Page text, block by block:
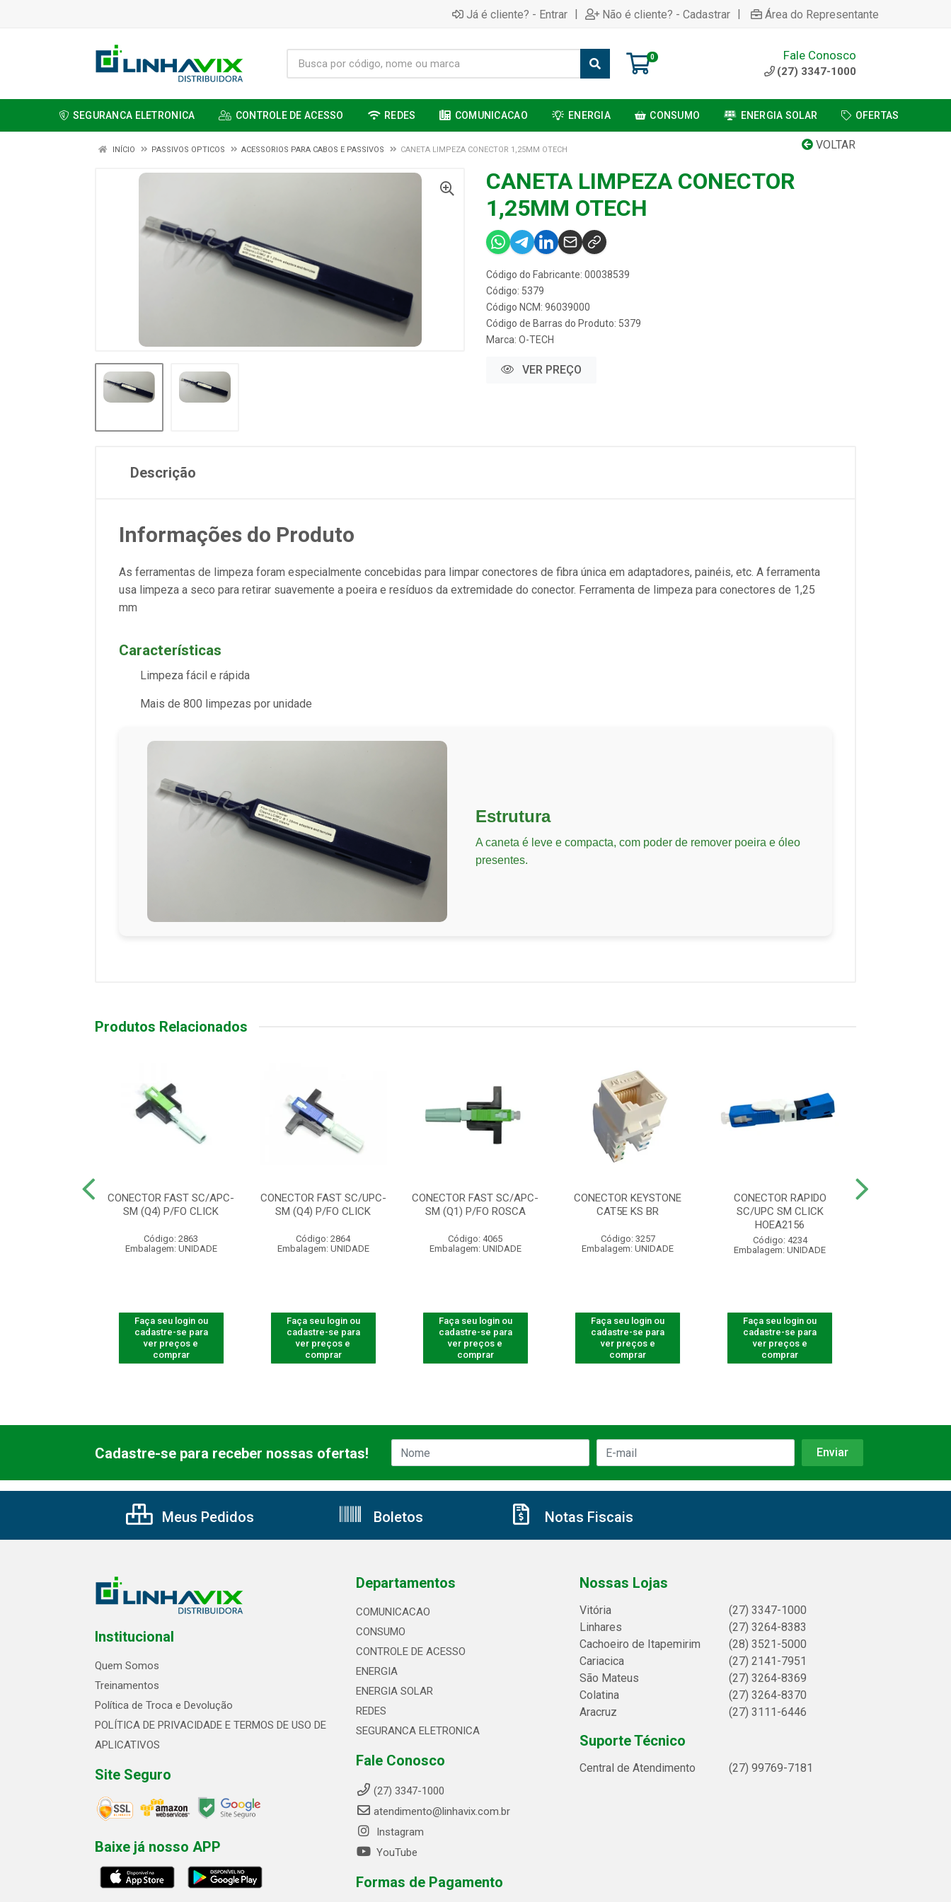
Já é cliente? - Entrar | Não é cliente? - Cadastrar | Área do Representante
0 Fale Conosco
(27) 3347-1000
SEGURANCA ELETRONICA CONTROLE DE ACESSO REDES COMUNICACAO ENERGIA CONSUMO ENERGIA SOLAR OFERTAS
VOLTAR
INÍCIO PASSIVOS OPTICOS ACESSORIOS PARA CABOS E PASSIVOS CANETA LIMPEZA CONECTOR 1,25MM OTECH
CANETA LIMPEZA CONECTOR
1,25MM OTECH
Código do Fabricante: 00038539
Código: 5379
Código NCM: 96039000
Código de Barras do Produto: 5379
Marca: O-TECH
VER PREÇO
Descrição
Informações do Produto
As ferramentas de limpeza foram especialmente concebidas para limpar conectores de fibra única em adaptadores, painéis, etc. A ferramenta
usa limpeza a seco para retirar suavemente a poeira e resíduos da extremidade do conector. Ferramenta de limpeza para conectores de 1,25
mm
Características
Limpeza fácil e rápida
Mais de 800 limpezas por unidade
Estrutura
A caneta é leve e compacta, com poder de remover poeira e óleo
presentes.
Produtos Relacionados
CONECTOR FAST SC/APC-
SM (Q4) P/FO CLICK
Código: 2863
Embalagem: UNIDADE
Faça seu login ou
cadastre-se para
ver preços e
comprar
CONECTOR FAST SC/UPC-
SM (Q4) P/FO CLICK
Código: 2864
Embalagem: UNIDADE
Faça seu login ou
cadastre-se para
ver preços e
comprar
CONECTOR FAST SC/APC-
SM (Q1) P/FO ROSCA
Código: 4065
Embalagem: UNIDADE
Faça seu login ou
cadastre-se para
ver preços e
comprar
CONECTOR KEYSTONE
CAT5E KS BR
Código: 3257
Embalagem: UNIDADE
Faça seu login ou
cadastre-se para
ver preços e
comprar
CONECTOR RAPIDO
SC/UPC SM CLICK
HOEA2156
Código: 4234
Embalagem: UNIDADE
Faça seu login ou
cadastre-se para
ver preços e
comprar
Cadastre-se para receber nossas ofertas!
Meus Pedidos Boletos Notas Fiscais
Institucional
Quem Somos
Treinamentos
Política de Troca e Devolução
POLÍTICA DE PRIVACIDADE E TERMOS DE USO DE
APLICATIVOS
Site Seguro
Baixe já nosso APP
Departamentos
COMUNICACAO
CONSUMO
CONTROLE DE ACESSO
ENERGIA
ENERGIA SOLAR
REDES
SEGURANCA ELETRONICA
Fale Conosco
(27) 3347-1000
atendimento@linhavix.com.br
Instagram
YouTube
Formas de Pagamento
Nossas Lojas
Vitória
(27) 3347-1000
Linhares
(27) 3264-8383
Cachoeiro de Itapemirim
(28) 3521-5000
Cariacica
(27) 2141-7951
São Mateus
(27) 3264-8369
Colatina
(27) 3264-8370
Aracruz
(27) 3111-6446
Suporte Técnico
Central de Atendimento (27) 99769-7181